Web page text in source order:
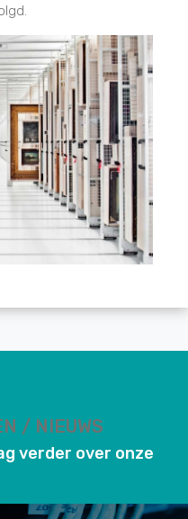
/ NIEUWS
verder over onze